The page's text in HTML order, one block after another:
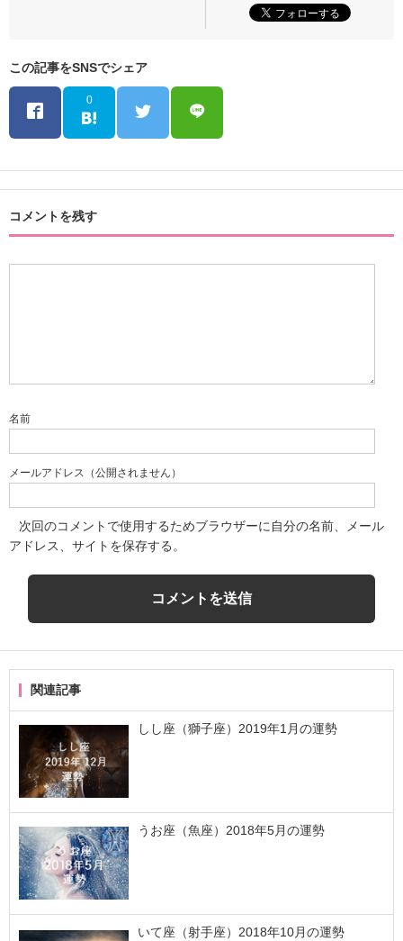
この記事をSNSでシェア
0
コメントを残す
名前
メールアドレス（公開されません）
次回のコメントで使用するためブラウザーに自分の名前、メール
アドレス、サイトを保存する。
関連記事
しし座（獅子座）2019年1月の運勢
うお座（魚座）2018年5月の運勢
いて座（射手座）2018年10月の運勢